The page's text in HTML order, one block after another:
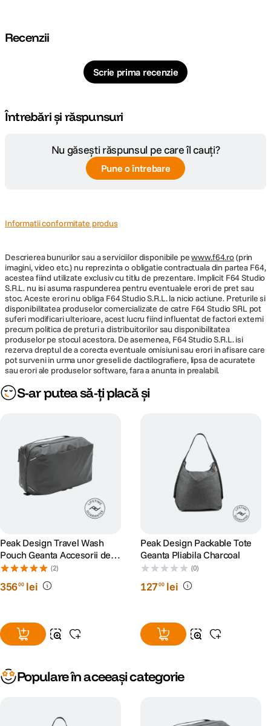
Recenzii
Scrie prima recenzie
Întrebări și răspunsuri
Nu găsești răspunsul pe care îl cauți?
Pune o întrebare
Informatii conformitate produs
Descrierea bunurilor sau a serviciilor disponibile pewww.f64.ro(prin
imagini, video etc.) nu reprezinta o obligatie contractuala din partea F64,
acestea fiind utilizate exclusiv cu titlu de prezentare. Implicit F64 Studio
S.R.L. nu isi asuma raspunderea pentru eventualele erori de pret sau
stoc. Aceste erori nu obliga F64 Studio S.R.L. la nicio actiune. Preturile si
disponibilitatea produselor comercializate de catre F64 Studio SRL pot
suferi modificari ulterioare, acest lucru fiind influentat de factori externi
precum politica de preturi a distribuitorilor sau disponibilitatea
produselor pe stocul acestora. De asemenea, F64 Studio S.R.L. isi
rezerva dreptul de a corecta eventuale omisiuni sau erori in afisare care
pot surveni in urma unor greseli de dactilografiere, lipsa de acuratete
sau erori ale produselor software, fara a anunta in prealabil.
S-ar putea să-ți placă și
Peak Design Travel Wash
Pouch Geanta Accesorii de
Calatorie Negru
(2)
35600 lei
Peak Design Packable Tote
Geanta Pliabila Charcoal
(0)
12700 lei
Populare în aceeași categorie